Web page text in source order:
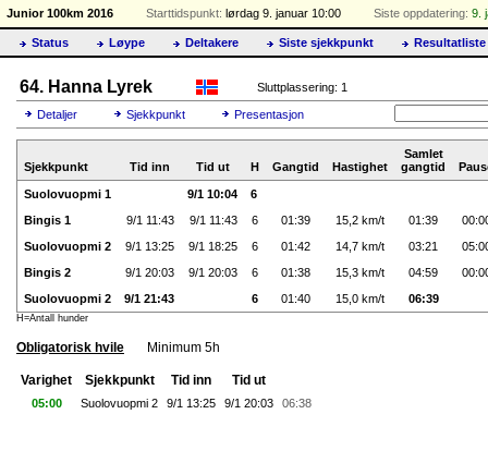
Junior 100km 2016 Starttidspunkt: lørdag 9. januar 10:00 Siste oppdatering: 9.
Status Løype Deltakere Siste sjekkpunkt Resultatliste
64. Hanna Lyrek Sluttplassering: 1
Detaljer Sjekkpunkt Presentasjon
Sjekkpunkt Tid inn Tid ut H Gangtid Hastighet
Samlet
gangtid
Suolovuopmi 1 9/1 10:04
6
Bingis 1
9/1 11:43 9/1 11:43 6 01:39 15,2 km/t 01:39
Suolovuopmi 2
9/1 13:25 9/1 18:25 6 01:42 14,7 km/t 03:21
Bingis 2
9/1 20:03 9/1 20:03 6 01:38 15,3 km/t 04:59
Suolovuopmi 2
9/1 21:43 6 01:40 15,0 km/t 06:39
H=Antall hunder
Obligatorisk hvile Minimum 5h
Varighet Sjekkpunkt Tid inn Tid ut
05:00 Suolovuopmi 2 9/1 13:25 9/1 20:03 06:38